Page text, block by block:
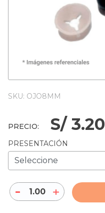
SKU: OJO8MM
PRECIO: S/ 3.20
PRESENTACIÓN
1.00